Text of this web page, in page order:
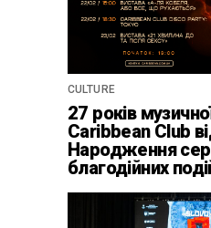
CULTURE
27 років
Caribbean Club
Народження
благодійних